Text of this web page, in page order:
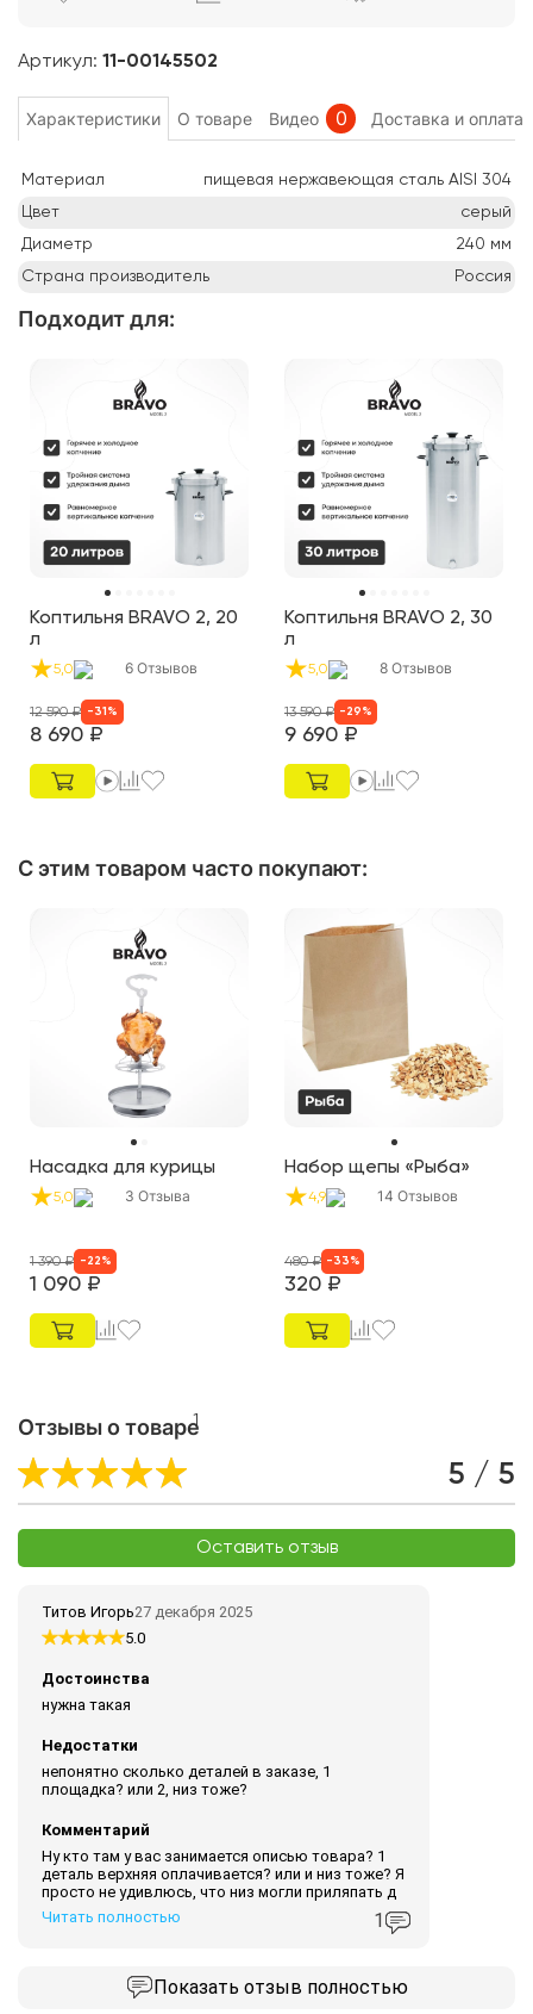
Артикул: 11-00145502
Характеристики О товаре Видео 0 Доставка и оплата
Материал
пищевая нержавеющая сталь AISI 304
Цвет
серый
Диаметр
240 мм
Страна производитель
Россия
Подходит для:
Коптильня BRAVO 2, 20
л
5,0 6 Отзывов
8 690 ₽
12 590₽ - 31 %
Коптильня BRAVO 2, 30
л
5,0 8 Отзывов
9 690 ₽
13 590₽ - 29 %
С этим товаром часто покупают:
Насадка для курицы
5,0 3 Отзыва
1 090 ₽
1 390₽ - 22 %
Набор щепы «Рыба»
4,9 14 Отзывов
320 ₽
480₽ - 33 %
Отзывы о товаре
1
5 / 5
Оставить отзыв
Титов Игорь27 декабря 2025
5.0
Достоинства
нужна такая
Недостатки
непонятно сколько деталей в заказе, 1
площадка? или 2, низ тоже?
Комментарий
Ну кто там у вас занимается описью товара? 1
деталь верхняя оплачивается? или и низ тоже? Я
просто не удивлюсь, что низ могли приляпать д
Читать полностью
1
Показать отзыв полностью